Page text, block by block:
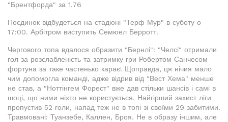
"Брентфорда" за 1.76
Поєдинок відбудеться на стадіоні "Терф Мур" в суботу о
17:00. Арбітром виступить Семюел Берротт.
Чергового топа вдалося образити "Бернлі": "Челсі" отримали
гол за розслабленість та затримку гри Робертом Санчесом -
фортуна за таке частенько карає! Щоправда, ця нічия мало
чим допомогла команді, адже відрив від "Вест Хема" менше
не став, а "Ноттінгем Форест" вже дав стільки шансів і самі в
шоці, що ними ніхто не користується. Найгірший захист ліги
пропустив 52 голи, напад теж не в топі зі своїми 29 забитими.
Травмовані: Туанзебе, Каллен, Броя. Не в образу іншим, але